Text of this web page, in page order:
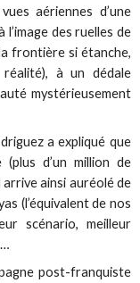
aériennes d’une
l’image des ruelles de
frontière si étanche,
à un dédale
mystérieusement
a expliqué que
d’un million de
arrive ainsi auréolé de
(l’équivalent de nos
scénario, meilleur
post-franquiste